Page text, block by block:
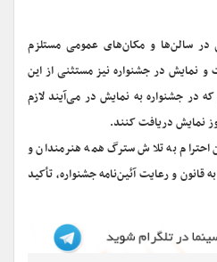
سالن‌ها و مکان‌های عمومی مستلزم
و نمایش در جشنواره نیز مستثنی از این
که در جشنواره به نمایش در می‌آیند لازم
نمایش دریافت کنند.
احترام به تلاش سترگ همه هنرمندان و
قانون و رعایت آئین‌نامه جشنواره، تأکید